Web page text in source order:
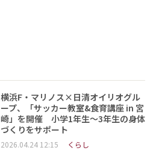
横浜F・マリノス×日清オイリオグル
ープ、「サッカー教室&食育講座 in 宮
崎」を開催 小学1年生～3年生の身体
づくりをサポート
2026.04.24 12:15 くらし